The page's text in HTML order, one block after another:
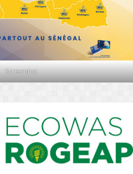
Screenshot